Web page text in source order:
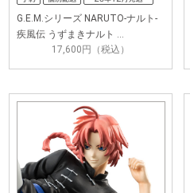
G.E.M.シリーズ NARUTO-ナルト-
疾風伝 うずまきナルト …
17,600円（税込）